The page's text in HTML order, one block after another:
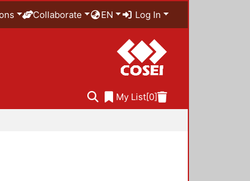
Collaborate EN Log In
My List[0]